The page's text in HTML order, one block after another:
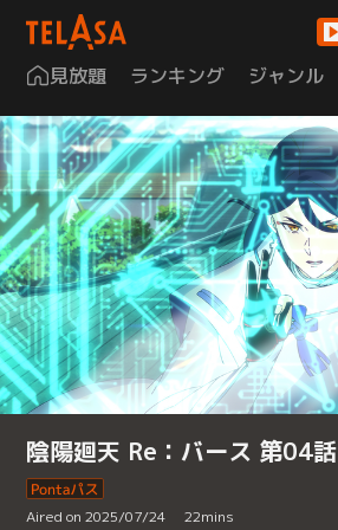
見放題 ランキング ジャンル
陰陽廻天 Re：バース 第04話
Aired on 2025/07/24 22mins